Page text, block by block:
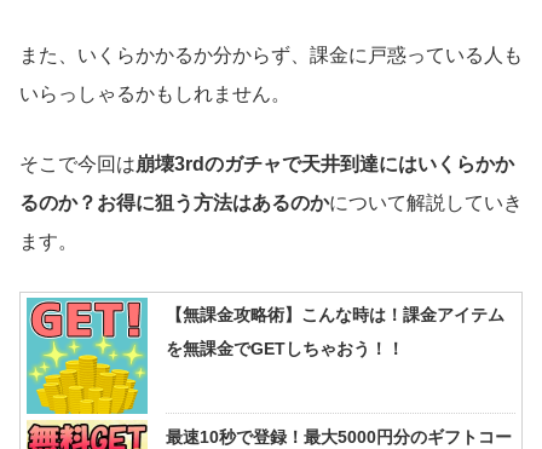
また、いくらかかるか分からず、課金に戸惑っている人も
いらっしゃるかもしれません。
そこで今回は崩壊3rdのガチャで天井到達にはいくらかか
るのか？お得に狙う方法はあるのかについて解説していき
ます。
【無課金攻略術】こんな時は！課金アイテム
を無課金でGETしちゃおう！！
最速10秒で登録！最大5000円分のギフトコー